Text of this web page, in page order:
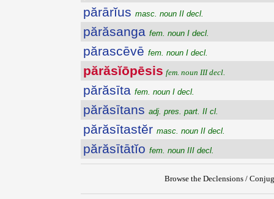
părārĭus masc. noun II decl.
părăsanga fem. noun I decl.
părascēvē fem. noun I decl.
părăsĭōpēsis fem. noun III decl.
părăsīta fem. noun I decl.
părăsītans adj. pres. part. II cl.
părăsītastĕr masc. noun II decl.
părăsītātĭo fem. noun III decl.
Browse the Declensions /